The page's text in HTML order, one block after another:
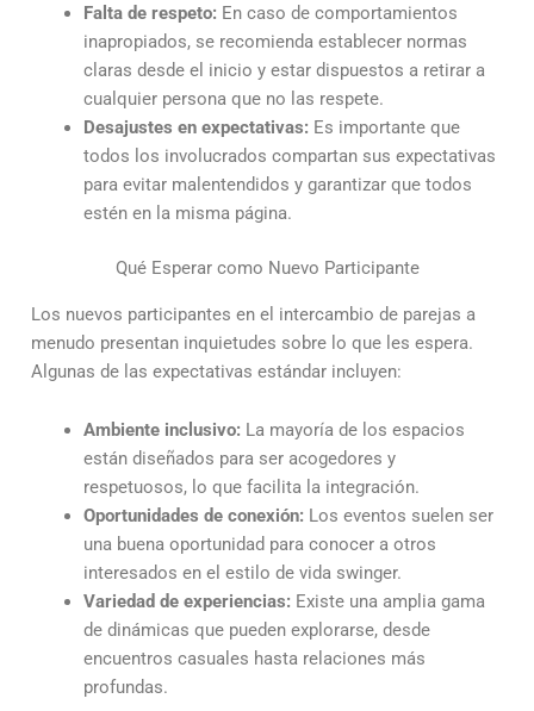
Falta de respeto: En caso de comportamientos
inapropiados, se recomienda establecer normas
claras desde el inicio y estar dispuestos a retirar a
cualquier persona que no las respete.
Desajustes en expectativas: Es importante que
todos los involucrados compartan sus expectativas
para evitar malentendidos y garantizar que todos
estén en la misma página.
Qué Esperar como Nuevo Participante
Los nuevos participantes en el intercambio de parejas a
menudo presentan inquietudes sobre lo que les espera.
Algunas de las expectativas estándar incluyen:
Ambiente inclusivo: La mayoría de los espacios
están diseñados para ser acogedores y
respetuosos, lo que facilita la integración.
Oportunidades de conexión: Los eventos suelen ser
una buena oportunidad para conocer a otros
interesados en el estilo de vida swinger.
Variedad de experiencias: Existe una amplia gama
de dinámicas que pueden explorarse, desde
encuentros casuales hasta relaciones más
profundas.